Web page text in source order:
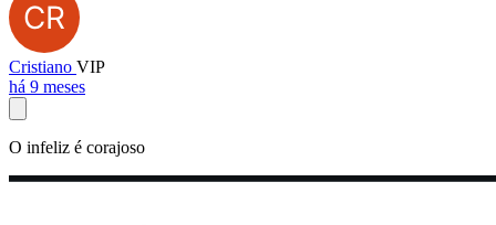
Cristiano VIP
há 9 meses
O infeliz é corajoso